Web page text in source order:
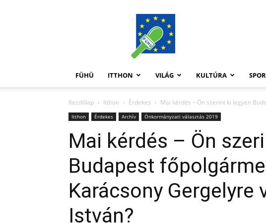
FüHü
FÜHÜ ITTHON VILÁG KULTÚRA
Kezdőlap Itthon Érdekes Mai kérdés – Ön szerint ki legyen
Itthon Érdekes Archív Önkormányzati választás 2019
Mai kérdés – Ön
Budapest
Karácsony Gergelyre
István?